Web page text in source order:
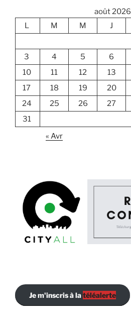
août 2026
L
M M J
3
4 5 6
10
11 12 13
17
18 19 20
24
25 26 27
31
« Avr
Je m'inscris à latéléalerte